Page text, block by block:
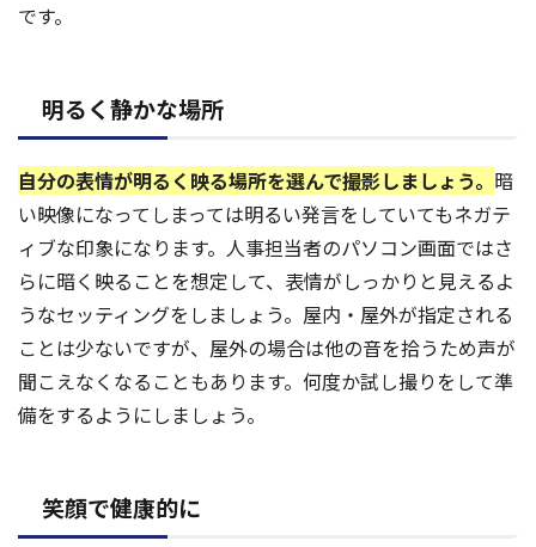
です。
明るく静かな場所
自分の表情が明るく映る場所を選んで撮影しましょう。 暗
い映像になってしまっては明るい発言をしていてもネガテ
ィブな印象になります。人事担当者のパソコン画面ではさ
らに暗く映ることを想定して、表情がしっかりと見えるよ
うなセッティングをしましょう。屋内・屋外が指定される
ことは少ないですが、屋外の場合は他の音を拾うため声が
聞こえなくなることもあります。何度か試し撮りをして準
備をするようにしましょう。
笑顔で健康的に